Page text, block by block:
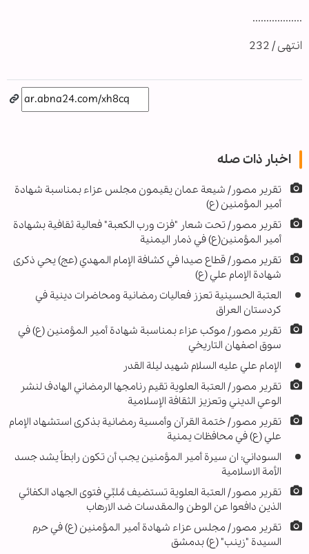
..................
انتهى / 232
اخبار ذات صله
تقرير مصور/ شيعة عمان يقيمون مجلس عزاء بمناسبة شهادة
أمير المؤمنين (ع)
تقرير مصور/ تحت شعار "فزت ورب الكعبة" فعالية ثقافية بشهادة
أمير المؤمنين(ع) في ذمار اليمنية
تقرير مصور/ قطاع صيدا في كشافة الإمام المهدي (عج) يحي ذكرى
شهادة الإمام علي (ع)
العتبة الحسينية تعزز فعاليات رمضانية ومحاضرات دينية في
كردستان العراق
تقرير مصور/ موكب عزاء بمناسبة شهادة أمير المؤمنين (ع) في
سوق اصفهان التاريخي
الإمام علي عليه السلام شهيد ليلة القدر
تقرير مصور/ العتبة العلوية تقيم رنامجها الرمضاني الهادف لنشر
الوعي الديني وتعزيز الثقافة الإسلامية
تقرير مصور/ ختمة القرآن وأمسية رمضانية بذكرى استشهاد الإمام
علي (ع) في محافظات يمنية
السوداني: ان سيرة أمير المؤمنين يجب أن تكون رابطاً يشد جسد
الأمة الاسلامية
تقرير مصور/ العتبة العلوية تستضيف مُلبِّي فتوى الجهاد الكفائي
الذين دافعوا عن الوطن والمقدسات ضد الارهاب
تقرير مصور/ مجلس عزاء شهادة أمير المؤمنين (ع) في حرم
السيدة "زينب" (ع) بدمشق